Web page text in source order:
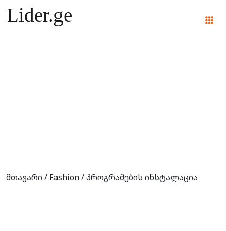
მთავარი/ Fashion/ პროგრამების ინსტალაცია